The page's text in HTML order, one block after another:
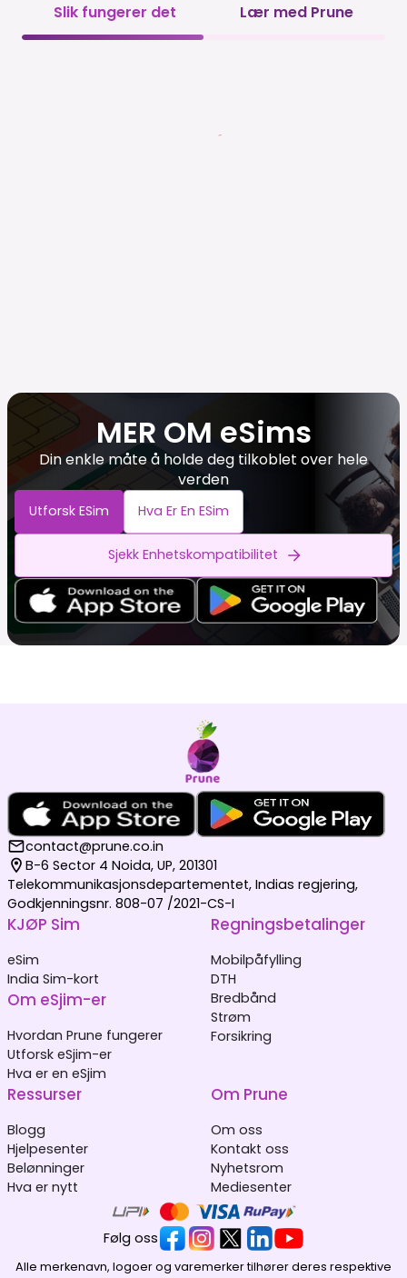
Slik fungerer det Lær med Prune
MER OM eSims
Din enkle måte å holde deg tilkoblet over hele
verden
Utforsk ESim Hva Er En ESim
Sjekk Enhetskompatibilitet
contact@prune.co.in
B-6 Sector 4 Noida, UP, 201301
Telekommunikasjonsdepartementet, Indias regjering,
Godkjenningsnr. 808-07 /2021-CS-I
KJØP Sim
eSim
India Sim-kort
Om eSjim-er
Hvordan Prune fungerer
Utforsk eSjim-er
Hva er en eSjim
Regningsbetalinger
Mobilpåfylling
DTH
Bredbånd
Strøm
Forsikring
Ressurser
Blogg
Hjelpesenter
Belønninger
Hva er nytt
Om Prune
Om oss
Kontakt oss
Nyhetsrom
Mediesenter
Følg oss
Alle merkenavn, logoer og varemerker tilhører deres respektive